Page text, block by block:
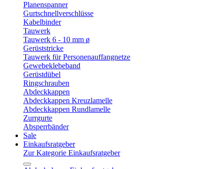
Planenspanner
Gurtschnellverschlüsse
Kabelbinder
Tauwerk
Tauwerk 6 - 10 mm ø
Gerüststricke
Tauwerk für Personenauffangnetze
Gewebeklebeband
Gerüstdübel
Ringschrauben
Abdeckkappen
Abdeckkappen Kreuzlamelle
Abdeckkappen Rundlamelle
Zurrgurte
Absperrbänder
Sale
Einkaufsratgeber
Zur Kategorie Einkaufsratgeber